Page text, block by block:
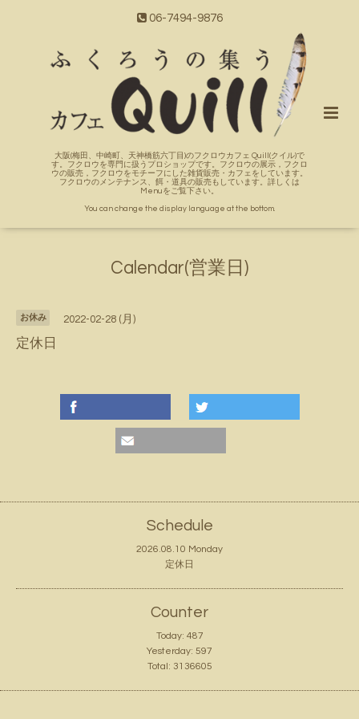
06-7494-9876
大阪(梅田、中崎町、天神橋筋六丁目)のフクロウカフェ Quill(クイル)で
す。フクロウを専門に扱うプロショップです。フクロウの展示，フクロ
ウの販売，フクロウをモチーフにした雑貨販売・カフェをしています。
フクロウのメンテナンス、餌・道具の販売もしています。詳しくは
Menuをご覧下さい。
You can change the display language at the bottom.
Calendar(営業日)
お休み 2022-02-28 (月)
定休日
Schedule
2026.08.10 Monday
定休日
Counter
Today: 487
Yesterday: 597
Total: 3136605